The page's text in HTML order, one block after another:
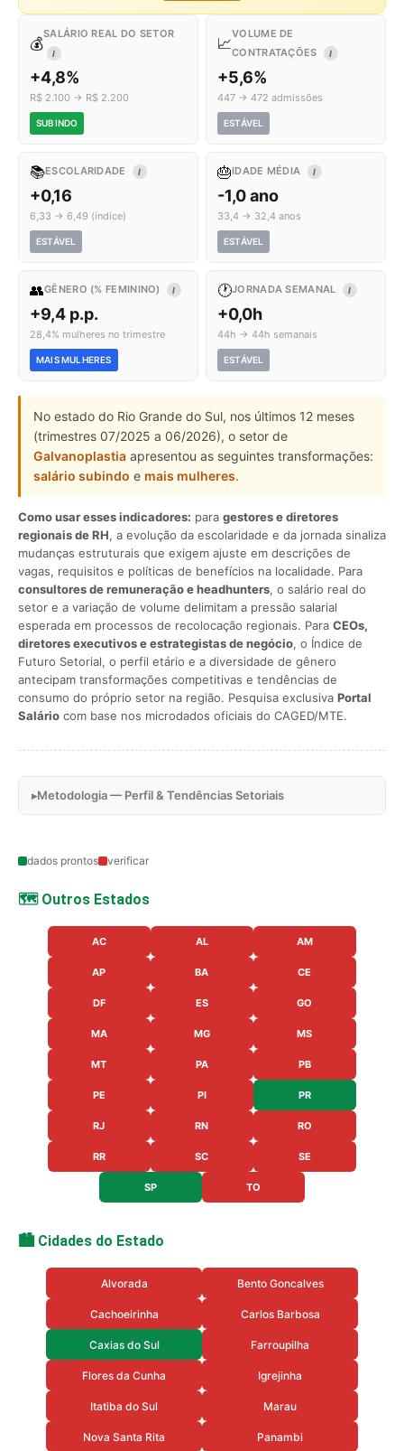
💰
SALÁRIO REAL DO SETOR
I
+4,8%
R$ 2.100 → R$ 2.200
SUBINDO
📈
VOLUME DE
CONTRATAÇÕES
I
+5,6%
447 → 472 admissões
ESTÁVEL
📚ESCOLARIDADE I
+0,16
6,33 → 6,49 (índice)
ESTÁVEL
🎂IDADE MÉDIA I
-1,0 ano
33,4 → 32,4 anos
ESTÁVEL
👥GÊNERO (% FEMININO) I
+9,4 p.p.
28,4% mulheres no trimestre
MAIS MULHERES
🕐JORNADA SEMANAL I
+0,0h
44h → 44h semanais
ESTÁVEL
No estado do Rio Grande do Sul, nos últimos 12 meses
(trimestres 07/2025 a 06/2026), o setor de
Galvanoplastia apresentou as seguintes transformações:
salário subindo e mais mulheres.
Como usar esses indicadores: para gestores e diretores
regionais de RH, a evolução da escolaridade e da jornada sinaliza
mudanças estruturais que exigem ajuste em descrições de
vagas, requisitos e políticas de benefícios na localidade. Para
consultores de remuneração e headhunters, o salário real do
setor e a variação de volume delimitam a pressão salarial
esperada em processos de recolocação regionais. Para CEOs,
diretores executivos e estrategistas de negócio, o Índice de
Futuro Setorial, o perfil etário e a diversidade de gênero
antecipam transformações competitivas e tendências de
consumo do próprio setor na região. Pesquisa exclusiva Portal
Salário com base nos microdados oficiais do CAGED/MTE.
Metodologia — Perfil & Tendências Setoriais
dados prontos verificar
🗺️ Outros Estados
AC AL AM
AP BA CE
DF ES GO
MA MG MS
MT PA PB
PE PI PR
RJ RN RO
RR SC SE
SP TO
🏙️ Cidades do Estado
Alvorada Bento Goncalves
Cachoeirinha Carlos Barbosa
Caxias do Sul Farroupilha
Flores da Cunha Igrejinha
Itatiba do Sul Marau
Nova Santa Rita Panambi